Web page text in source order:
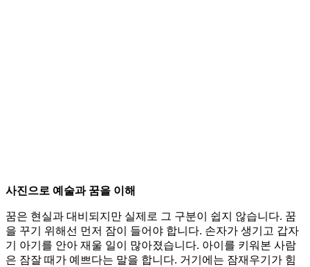
사진으로 예술과 꿈을 이해
꿈은 현실과 대비되지만 실제로 그 구분이 쉽지 않습니다. 꿈
을 꾸기 위해선 먼저 잠이 들어야 합니다. 손자가 생기고 갑자
기 아기를 안아 재울 일이 많아졌습니다. 아이를 키워본 사람
은 잠잘 때가 예쁘다는 말을 합니다. 거기에는 잠재우기가 힘